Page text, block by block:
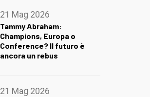
21 Mag 2026
Tammy Abraham:
Champions, Europa o
Conference? Il futuro è
ancora un rebus
21 Mag 2026